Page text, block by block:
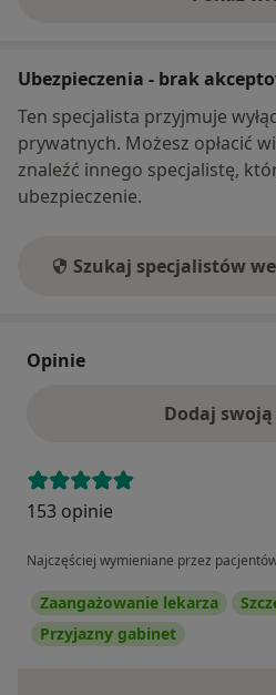
o
Ubezpieczenia - brak
Ten specjalista przyjmuje
prywatnych. Możesz opłacić
znaleźć innego specjalistę,
ubezpieczenie.
Szukaj specjalistów
Opinie
Dodaj
153 opinie
Najczęściej wymieniane przez
Zaangażowanie lekarza
Przyjazny gabinet